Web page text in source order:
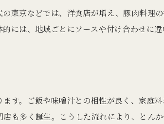
と誕生のエピソード
本食への定着過程
の歩みを紐解く
しての定義を考察
東京などでは、洋食店が増え、豚肉料理
には、地域ごとにソースや付け合わせに
す。ご飯や味噌汁との相性が良く、家庭
も多く誕生。こうした流れにより、とん